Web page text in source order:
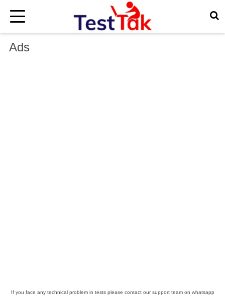
Ads
If you face any technical problem in tests please contact our support team on whatsapp
×